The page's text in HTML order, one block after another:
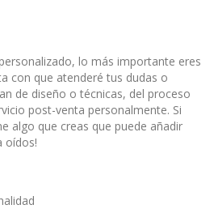
lo más importante eres
con que atenderé tus dudas o
de diseño o técnicas, del proceso
post-venta personalmente. Si
algo que creas que puede añadir
oídos!